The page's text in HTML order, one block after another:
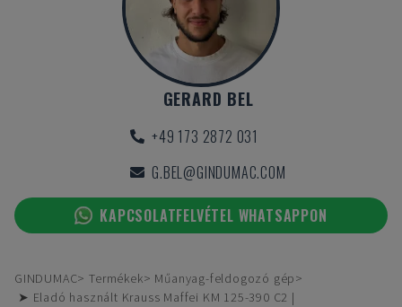
GERARD BEL
+49 173 2872 031
G.BEL@GINDUMAC.COM
KAPCSOLATFELVÉTEL WHATSAPPON
GINDUMAC Termékek
Műanyag-feldogozó gép
➤ Eladó használt Krauss Maffei KM 125-390 C2 |